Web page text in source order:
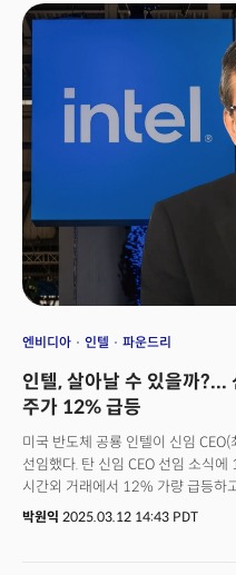
진스너, 미셸 존스턴 홀트하우스 임
CEO는 지난 2024년 8월 인텔 이사
합류하게 됐다.
엔비디아 인텔 파운드리
인텔, 살아날 수 있을까?...
주가 12% 급등
미국 반도체 공룡 인텔이 신임
선임했다. 탄 신임 CEO 선임 소식
시간외 거래에서 12% 가량 급등하
“인텔 이사회는 반도체 업계에서 풍
박원익 2025.03.12 14:43 PDT